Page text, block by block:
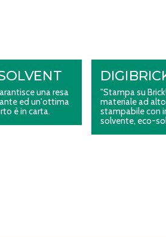
una resa
ed un'ottima
è in carta.
"Stampa su
materiale ad
stampabile con
solvente, eco-